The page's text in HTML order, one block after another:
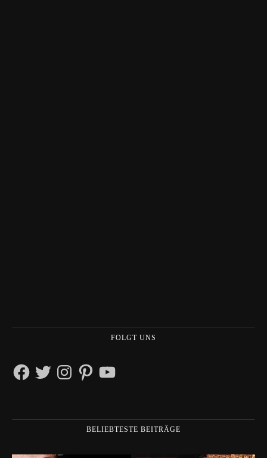
FOLGT UNS
FacebookTwitterInstagramPinterestYouTube
BELIEBTESTE BEITRÄGE